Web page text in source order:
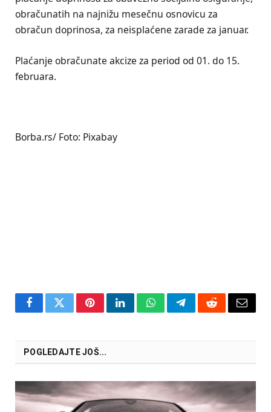
obračunatih na najnižu mesečnu osnovicu za
obračun doprinosa, za neisplaćene zarade za januar.
Plaćanje obračunate akcize za period od 01. do 15.
februara.
Borba.rs/ Foto: Pixabay
FacebookTwitterPinterestLinkedInWhatsAppTelegramRedditEmail
POGLEDAJTE JOŠ...